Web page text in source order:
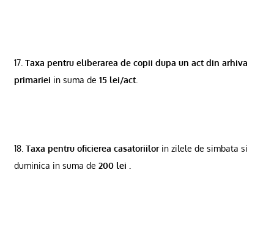
17. Taxa pentru eliberarea de copii dupa un act din arhiva
primariei in suma de 15 lei/act.
18. Taxa pentru oficierea casatoriilorin zilele de simbata si
duminica in suma de 200 lei .